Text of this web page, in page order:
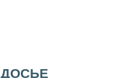
ДОСЬЕ